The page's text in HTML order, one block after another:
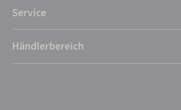
Service
Händlerbereich